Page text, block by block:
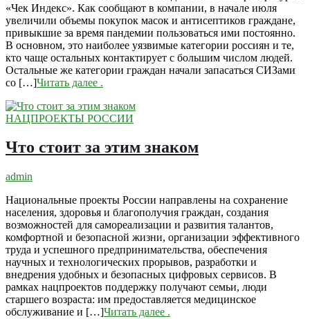
«Чек Индекс». Как сообщают в компании, в начале июля
увеличили объемы покупок масок и антисептиков граждане,
привыкшие за время пандемии пользоваться ими постоянно.
В основном, это наиболее уязвимые категории россиян и те,
кто чаще остальных контактирует с большим числом людей.
Остальные же категории граждан начали запасаться СИЗами
со […]Читать далее .
НАЦПРОЕКТЫ РОССИИ
Что стоит за этим знаком
admin
Национальные проекты России направлены на сохранение
населения, здоровья и благополучия граждан, создания
возможностей для самореализации и развития талантов,
комфортной и безопасной жизни, организации эффективного
труда и успешного предпринимательства, обеспечения
научных и технологических прорывов, разработки и
внедрения удобных и безопасных цифровых сервисов. В
рамках нацпроектов поддержку получают семьи, люди
старшего возраста: им предоставляется медицинское
обслуживание и […]Читать далее .